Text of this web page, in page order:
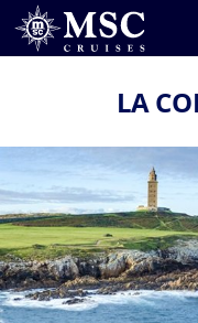
LA